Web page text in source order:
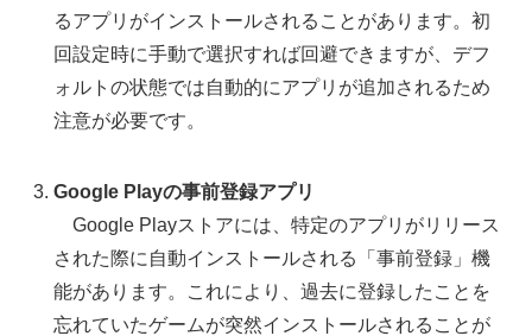
るアプリがインストールされることがあります。初
回設定時に手動で選択すれば回避できますが、デフ
ォルトの状態では自動的にアプリが追加されるため
注意が必要です。
Google Playの事前登録アプリ
Google Playストアには、特定のアプリがリリース
された際に自動インストールされる「事前登録」機
能があります。これにより、過去に登録したことを
忘れていたゲームが突然インストールされることが